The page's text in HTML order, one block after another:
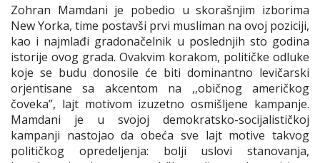
Zohran Mamdani je pobedio u skorašnjim izborima
New Yorka, time postavši prvi musliman na ovoj poziciji,
kao i najmlađi gradonačelnik u poslednjih sto godina
istorije ovog grada. Ovakvim korakom, političke odluke
koje se budu donosile će biti dominantno levičarski
orjentisane sa akcentom na ,,običnog američkog
čoveka”, lajt motivom izuzetno osmišljene kampanje.
Mamdani je u svojoj demokratsko-socijalističkoj
kampanji nastojao da obeća sve lajt motive takvog
političkog opredeljenja: bolji uslovi stanovanja,